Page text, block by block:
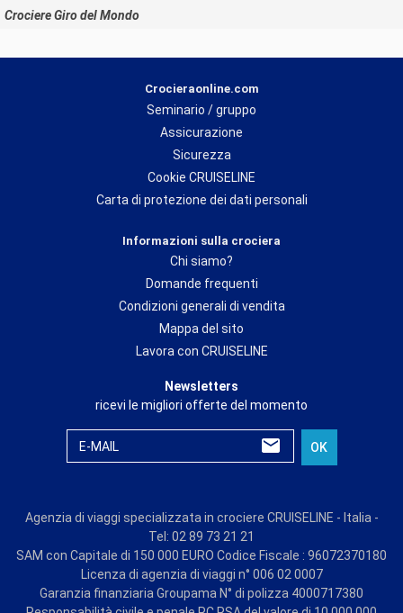
Crociere Giro del Mondo
Crocieraonline.com
Seminario / gruppo
Assicurazione
Sicurezza
Cookie CRUISELINE
Carta di protezione dei dati personali
Informazioni sulla crociera
Chi siamo?
Domande frequenti
Condizioni generali di vendita
Mappa del sito
Lavora con CRUISELINE
Newsletters
ricevi le migliori offerte del momento
E-MAIL OK
Agenzia di viaggi specializzata in crociere CRUISELINE - Italia -
Tel: 02 89 73 21 21
SAM con Capitale di 150 000 EURO Codice Fiscale : 96072370180
Licenza di agenzia di viaggi n° 006 02 0007
Garanzia finanziaria Groupama N° di polizza 4000717380